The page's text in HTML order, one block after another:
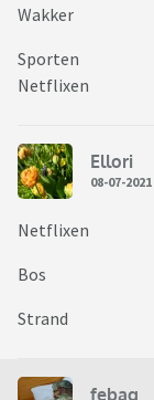
Wakker
Sporten
Netflixen
Ellori
08-07-2021
Netflixen
Bos
Strand
febag